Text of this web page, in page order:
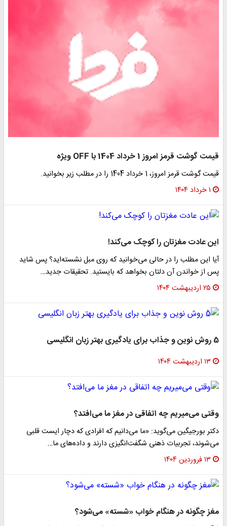
قیمت گوشت قرمز امروز 1 خرداد 1404 با OFF ویژه
قیمت گوشت قرمز امروز، 1 خرداد 1404 را در مطلب زیر بخوانید.
۱ خرداد ۱۴۰۴
این عادت مغزتان را کوچک می‌کند!
آیا این مطلب را در حالی می‌خوانید که روی مبل نشسته‌اید؟ پس شاید
پس از خواندن آن دلتان بخواهد که بایستید. تحقیقات جدید…
۲۵ اردیبهشت ۱۴۰۴
5 روش نوین و جذاب برای یادگیری بهتر زبان انگلیسی
۱۳ اردیبهشت ۱۴۰۴
وقتی می‌میریم چه اتفاقی در مغز ما می‌افتد؟
دکتر بورجیگین می‌گوید: «ما می‌دانیم که افرادی که دچار ایست قلبی
می‌شوند، تجربیات ذهنی شگفت‌انگیزی دارند و داده‌های ما…
۱۳ فروردین ۱۴۰۴
مغز چگونه در هنگام خواب «شسته» می‌شود؟